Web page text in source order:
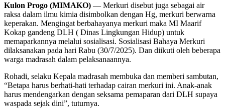
Kulon Progo (MIMAKO) — Merkuri disebut juga sebagai air
raksa dalam ilmu kimia disimbolkan dengan Hg, merkuri berwarna
keperakan. Mengingat berbahayanya merkuri maka MI Maarif
Kokap gandeng DLH ( Dinas Lingkungan Hidup) untuk
memaparkannya melalui sosialisasi. Sosialisasi Bahaya Merkuri
dilaksanakan pada hari Rabu (30/7/2025). Dan diikuti oleh beberapa
warga madrasah dalam pelaksanaannya.
Rohadi, selaku Kepala madrasah membuka dan memberi sambutan,
“Betapa harus berhati-hati terhadap cairan merkuri ini. Anak-anak
harus mendengarkan dengan seksama pemaparan dari DLH supaya
waspada sejak dini”, tuturnya.